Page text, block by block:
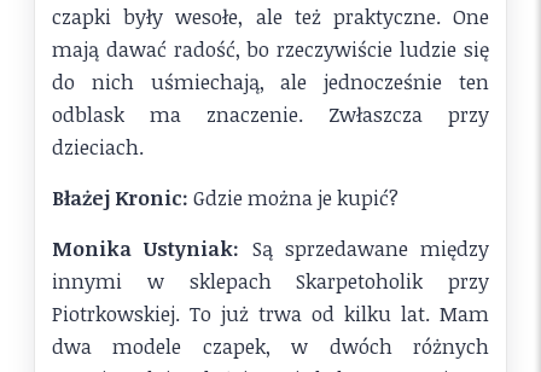
czapki były wesołe, ale też praktyczne. One
mają dawać radość, bo rzeczywiście ludzie się
do nich uśmiechają, ale jednocześnie ten
odblask ma znaczenie. Zwłaszcza przy
dzieciach.
Błażej Kronic: Gdzie można je kupić?
Monika Ustyniak: Są sprzedawane między
innymi w sklepach Skarpetoholik przy
Piotrkowskiej. To już trwa od kilku lat. Mam
dwa modele czapek, w dwóch różnych